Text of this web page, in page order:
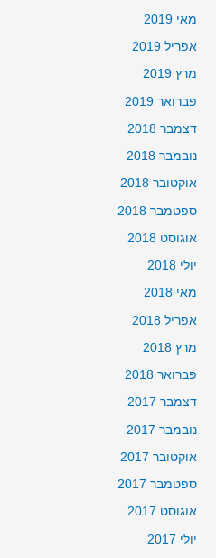
מאי 2019
אפריל 2019
מרץ 2019
פברואר 2019
דצמבר 2018
נובמבר 2018
אוקטובר 2018
ספטמבר 2018
אוגוסט 2018
יולי 2018
מאי 2018
אפריל 2018
מרץ 2018
פברואר 2018
דצמבר 2017
נובמבר 2017
אוקטובר 2017
ספטמבר 2017
אוגוסט 2017
יולי 2017